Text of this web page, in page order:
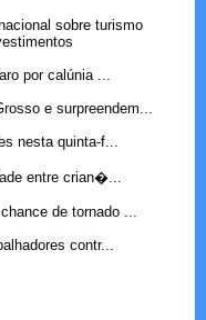
sobre turismo
por calúnia ...
e surpreendem...
nesta quinta-f...
entre crian�...
de tornado ...
contr...